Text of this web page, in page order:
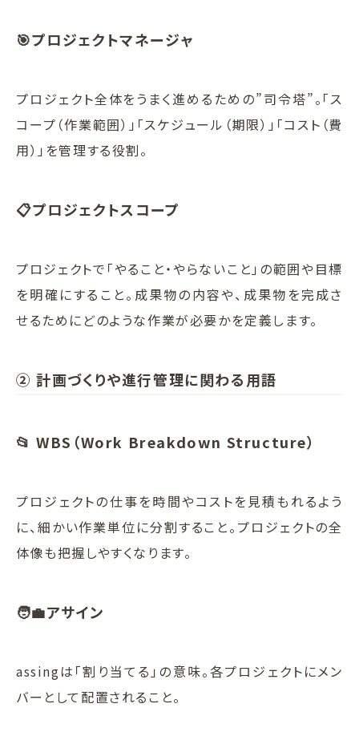
🎯プロジェクトマネージャ
プロジェクト全体をうまく進めるための”司令塔”。「ス
コープ（作業範囲）」「スケジュール（期限）」「コスト（費
用）」を管理する役割。
📋プロジェクトスコープ
プロジェクトで「やること・やらないこと」の範囲や目標
を明確にすること。成果物の内容や、成果物を完成さ
せるためにどのような作業が必要かを定義します。
② 計画づくりや進行管理に関わる用語
📂 WBS（Work Breakdown Structure）
プロジェクトの仕事を時間やコストを見積もれるよう
に、細かい作業単位に分割すること。プロジェクトの全
体像も把握しやすくなります。
🧑‍💼アサイン
assingは「割り当てる」の意味。各プロジェクトにメン
バーとして配置されること。